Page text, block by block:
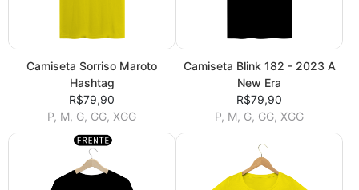
Camiseta Sorriso Maroto
Hashtag
R$79,90
P, M, G, GG, XGG
Camiseta Blink 182 - 2023 A
New Era
R$79,90
P, M, G, GG, XGG